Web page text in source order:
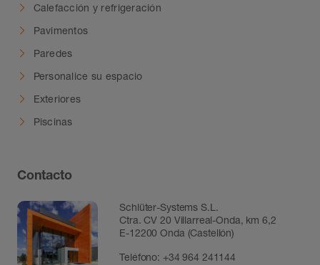
Calefacción y refrigeración
Pavimentos
Paredes
Personalice su espacio
Exteriores
Piscinas
Contacto
Schlüter-Systems S.L.
Ctra. CV 20 Villarreal-Onda, km 6,2
E-12200 Onda (Castellón)
Teléfono: +34 964 241144